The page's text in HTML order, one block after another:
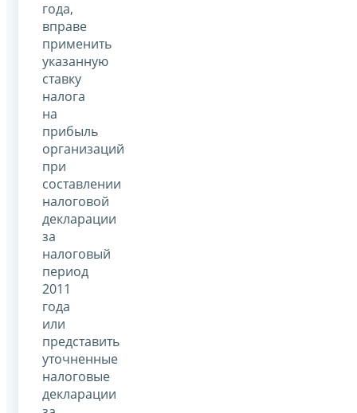
года,
вправе
применить
указанную
ставку
налога
на
прибыль
организаций
при
составлении
налоговой
декларации
за
налоговый
период
2011
года
или
представить
уточненные
налоговые
декларации